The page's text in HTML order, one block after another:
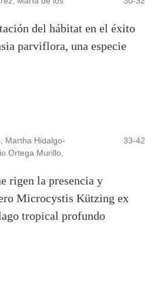
del hábitat en el éxito
parviflora, una especie
Martha Hidalgo-
Ortega Murillo,
33-42
rigen la presencia y
Microcystis Kützing ex
tropical profundo